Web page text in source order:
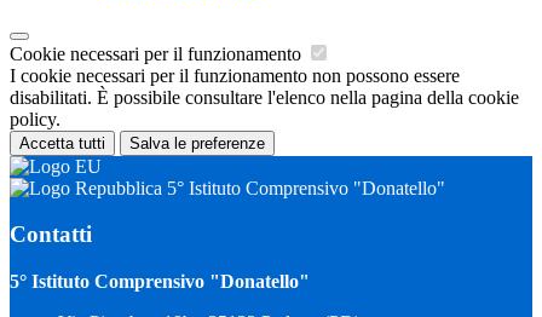
Cookie necessari per il funzionamento
I cookie necessari per il funzionamento non possono essere
disabilitati. È possibile consultare l'elenco nella pagina della cookie
policy.
Accetta tutti Salva le preferenze
5° Istituto Comprensivo "Donatello"
Contatti
5° Istituto Comprensivo "Donatello"